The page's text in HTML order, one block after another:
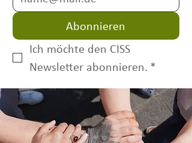
Abonnieren
Ich möchte den CISS
Newsletter abonnieren. *